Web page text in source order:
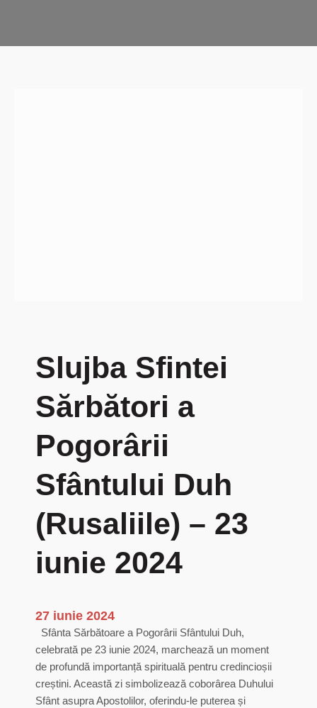
Slujba Sfintei
Sărbători a
Pogorârii
Sfântului Duh
(Rusaliile) – 23
iunie 2024
27 iunie 2024
Sfânta Sărbătoare a Pogorârii Sfântului Duh,
celebrată pe 23 iunie 2024, marchează un moment
de profundă importanță spirituală pentru credincioșii
creștini. Această zi simbolizează coborârea Duhului
Sfânt asupra Apostolilor, oferindu-le puterea și